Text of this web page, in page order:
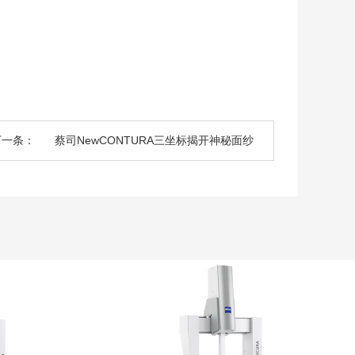
条： 蔡司NewCONTURA三坐标揭开神秘面纱